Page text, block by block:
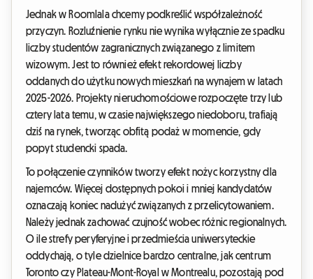
Jednak w Roomlala chcemy podkreślić współzależność
przyczyn. Rozluźnienie rynku nie wynika wyłącznie ze spadku
liczby studentów zagranicznych związanego z limitem
wizowym. Jest to również efekt rekordowej liczby
oddanych do użytku nowych mieszkań na wynajem w latach
2025-2026. Projekty nieruchomościowe rozpoczęte trzy lub
cztery lata temu, w czasie największego niedoboru, trafiają
dziś na rynek, tworząc obfitą podaż w momencie, gdy
popyt studencki spada.
To połączenie czynników tworzy efekt nożyc korzystny dla
najemców. Więcej dostępnych pokoi i mniej kandydatów
oznaczają koniec nadużyć związanych z przelicytowaniem.
Należy jednak zachować czujność wobec różnic regionalnych.
O ile strefy peryferyjne i przedmieścia uniwersyteckie
oddychają, o tyle dzielnice bardzo centralne, jak centrum
Toronto czy Plateau-Mont-Royal w Montrealu, pozostają pod